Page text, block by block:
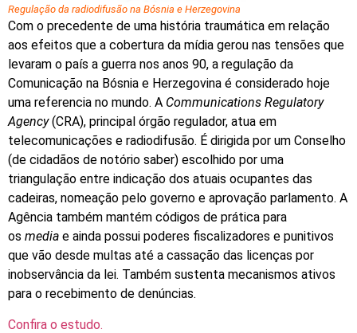
Regulação da radiodifusão na Bósnia e Herzegovina
Com o precedente de uma história traumática em relação
aos efeitos que a cobertura da mídia gerou nas tensões que
levaram o país a guerra nos anos 90, a regulação da
Comunicação na Bósnia e Herzegovina é considerado hoje
uma referencia no mundo. A Communications Regulatory
Agency(CRA), principal órgão regulador, atua em
telecomunicações e radiodifusão. É dirigida por um Conselho
(de cidadãos de notório saber) escolhido por uma
triangulação entre indicação dos atuais ocupantes das
cadeiras, nomeação pelo governo e aprovação parlamento. A
Agência também mantém códigos de prática para
os media e ainda possui poderes fiscalizadores e punitivos
que vão desde multas até a cassação das licenças por
inobservância da lei. Também sustenta mecanismos ativos
para o recebimento de denúncias.
Confira o estudo.